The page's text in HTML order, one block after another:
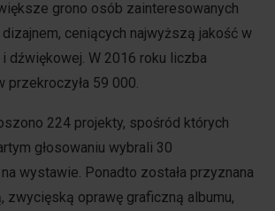
grono osób zainteresowanych
ceniących najwyższą jakość w
dźwiękowej. W 2016 roku liczba
przekroczyła 59 000.
224 projekty, spośród których
głosowaniu wybrali 30
wystawie. Ponadto została przyznana
zwycięską oprawę graficzną albumu,